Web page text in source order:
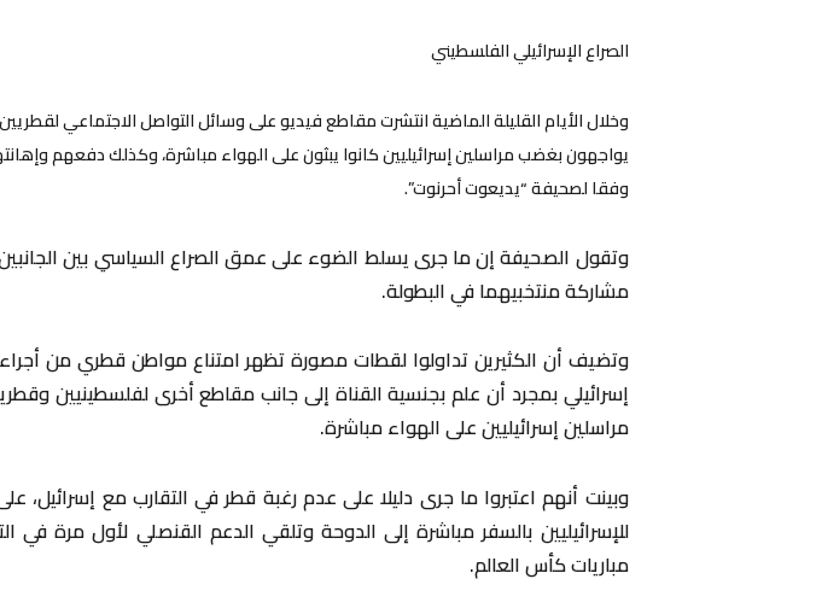
الصراع الإسرائيلي الفلسطيني
وخلال الأيام القليلة الماضية انتشرت مقاطع فيديو على وسائل التواصل الاجتماعي
يواجهون بغضب مراسلين إسرائيليين كانوا يبثون على الهواء مباشرة، وكذلك دفعهم
وفقا لصحيفة “يديعوت أحرنوت”.
وتقول الصحيفة إن ما جرى يسلط الضوء على عمق الصراع السياسي بين
مشاركة منتخبيهما في البطولة.
وتضيف أن الكثيرين تداولوا لقطات مصورة تظهر امتناع مواطن قطري من
إسرائيلي بمجرد أن علم بجنسية القناة إلى جانب مقاطع أخرى لفلسطينيين
مراسلين إسرائيليين على الهواء مباشرة.
وبينت أنهم اعتبروا ما جرى دليلا على عدم رغبة قطر في التقارب مع إسرائيل،
للإسرائيليين بالسفر مباشرة إلى الدوحة وتلقي الدعم القنصلي لأول مرة في
مباريات كأس العالم.